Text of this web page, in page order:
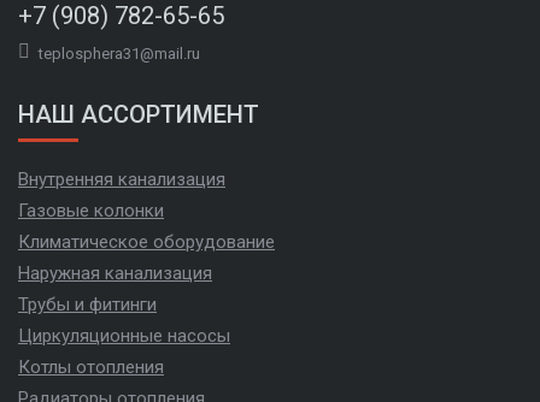
+7 (908) 782-65-65
teplosphera31@mail.ru
НАШ АССОРТИМЕНТ
Внутренняя канализация
Газовые колонки
Климатическое оборудование
Наружная канализация
Трубы и фитинги
Циркуляционные насосы
Котлы отопления